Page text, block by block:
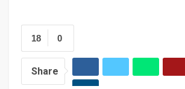
0
18
Share